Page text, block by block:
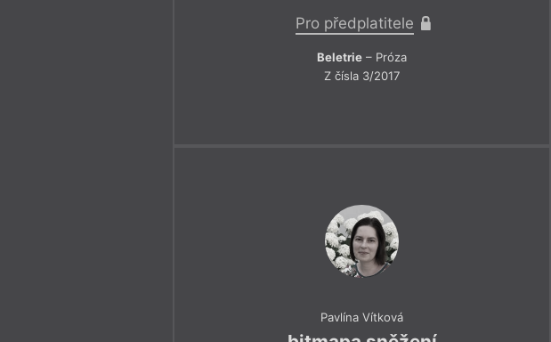
Pro předplatitele
Beletrie – Próza
Z čísla 3/2017
Pavlína Vítková